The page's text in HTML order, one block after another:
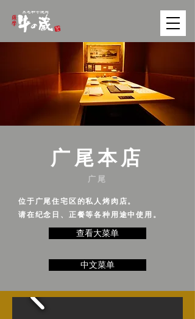
广尾本店
广尾
位于广尾住宅区的私人烤肉店。
请在纪念日、正餐等各种用途中使用。
查看大菜单
中文菜单